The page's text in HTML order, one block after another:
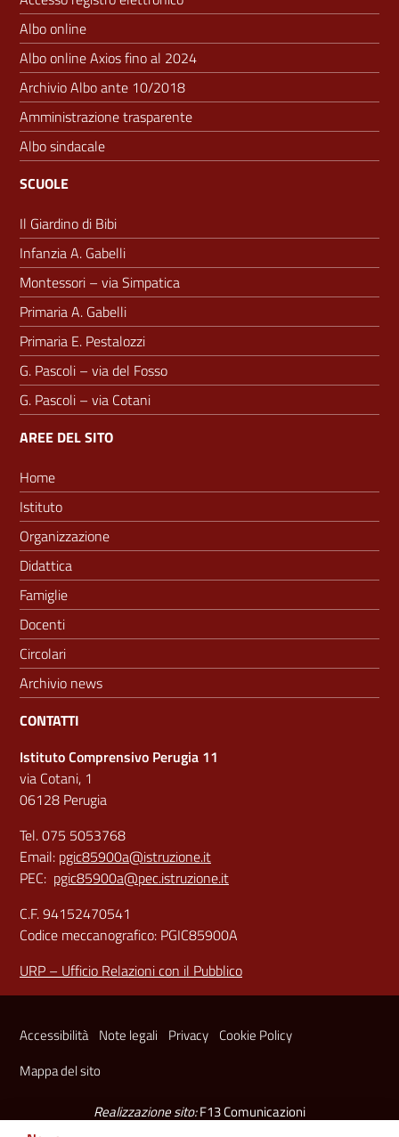
Albo online
Albo online Axios fino al 2024
Archivio Albo ante 10/2018
Amministrazione trasparente
Albo sindacale
SCUOLE
Il Giardino di Bibi
Infanzia A. Gabelli
Montessori – via Simpatica
Primaria A. Gabelli
Primaria E. Pestalozzi
G. Pascoli – via del Fosso
G. Pascoli – via Cotani
AREE DEL SITO
Home
Istituto
Organizzazione
Didattica
Famiglie
Docenti
Circolari
Archivio news
CONTATTI
Istituto Comprensivo Perugia 11
via Cotani, 1
06128 Perugia
Tel. 075 5053768
Email: pgic85900a@istruzione.it
PEC: pgic85900a@pec.istruzione.it
C.F. 94152470541
Codice meccanografico: PGIC85900A
URP – Ufficio Relazioni con il Pubblico
Accessibilità Note legali Privacy Cookie Policy
Mappa del sito
Realizzazione sito:F13 Comunicazioni